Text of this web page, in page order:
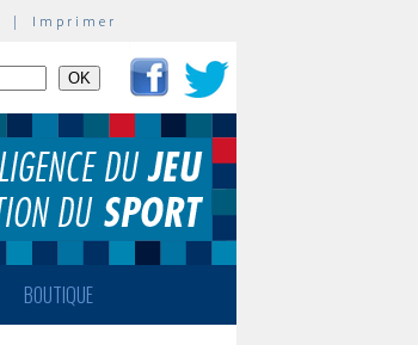
| Imprimer
BOUTIQUE